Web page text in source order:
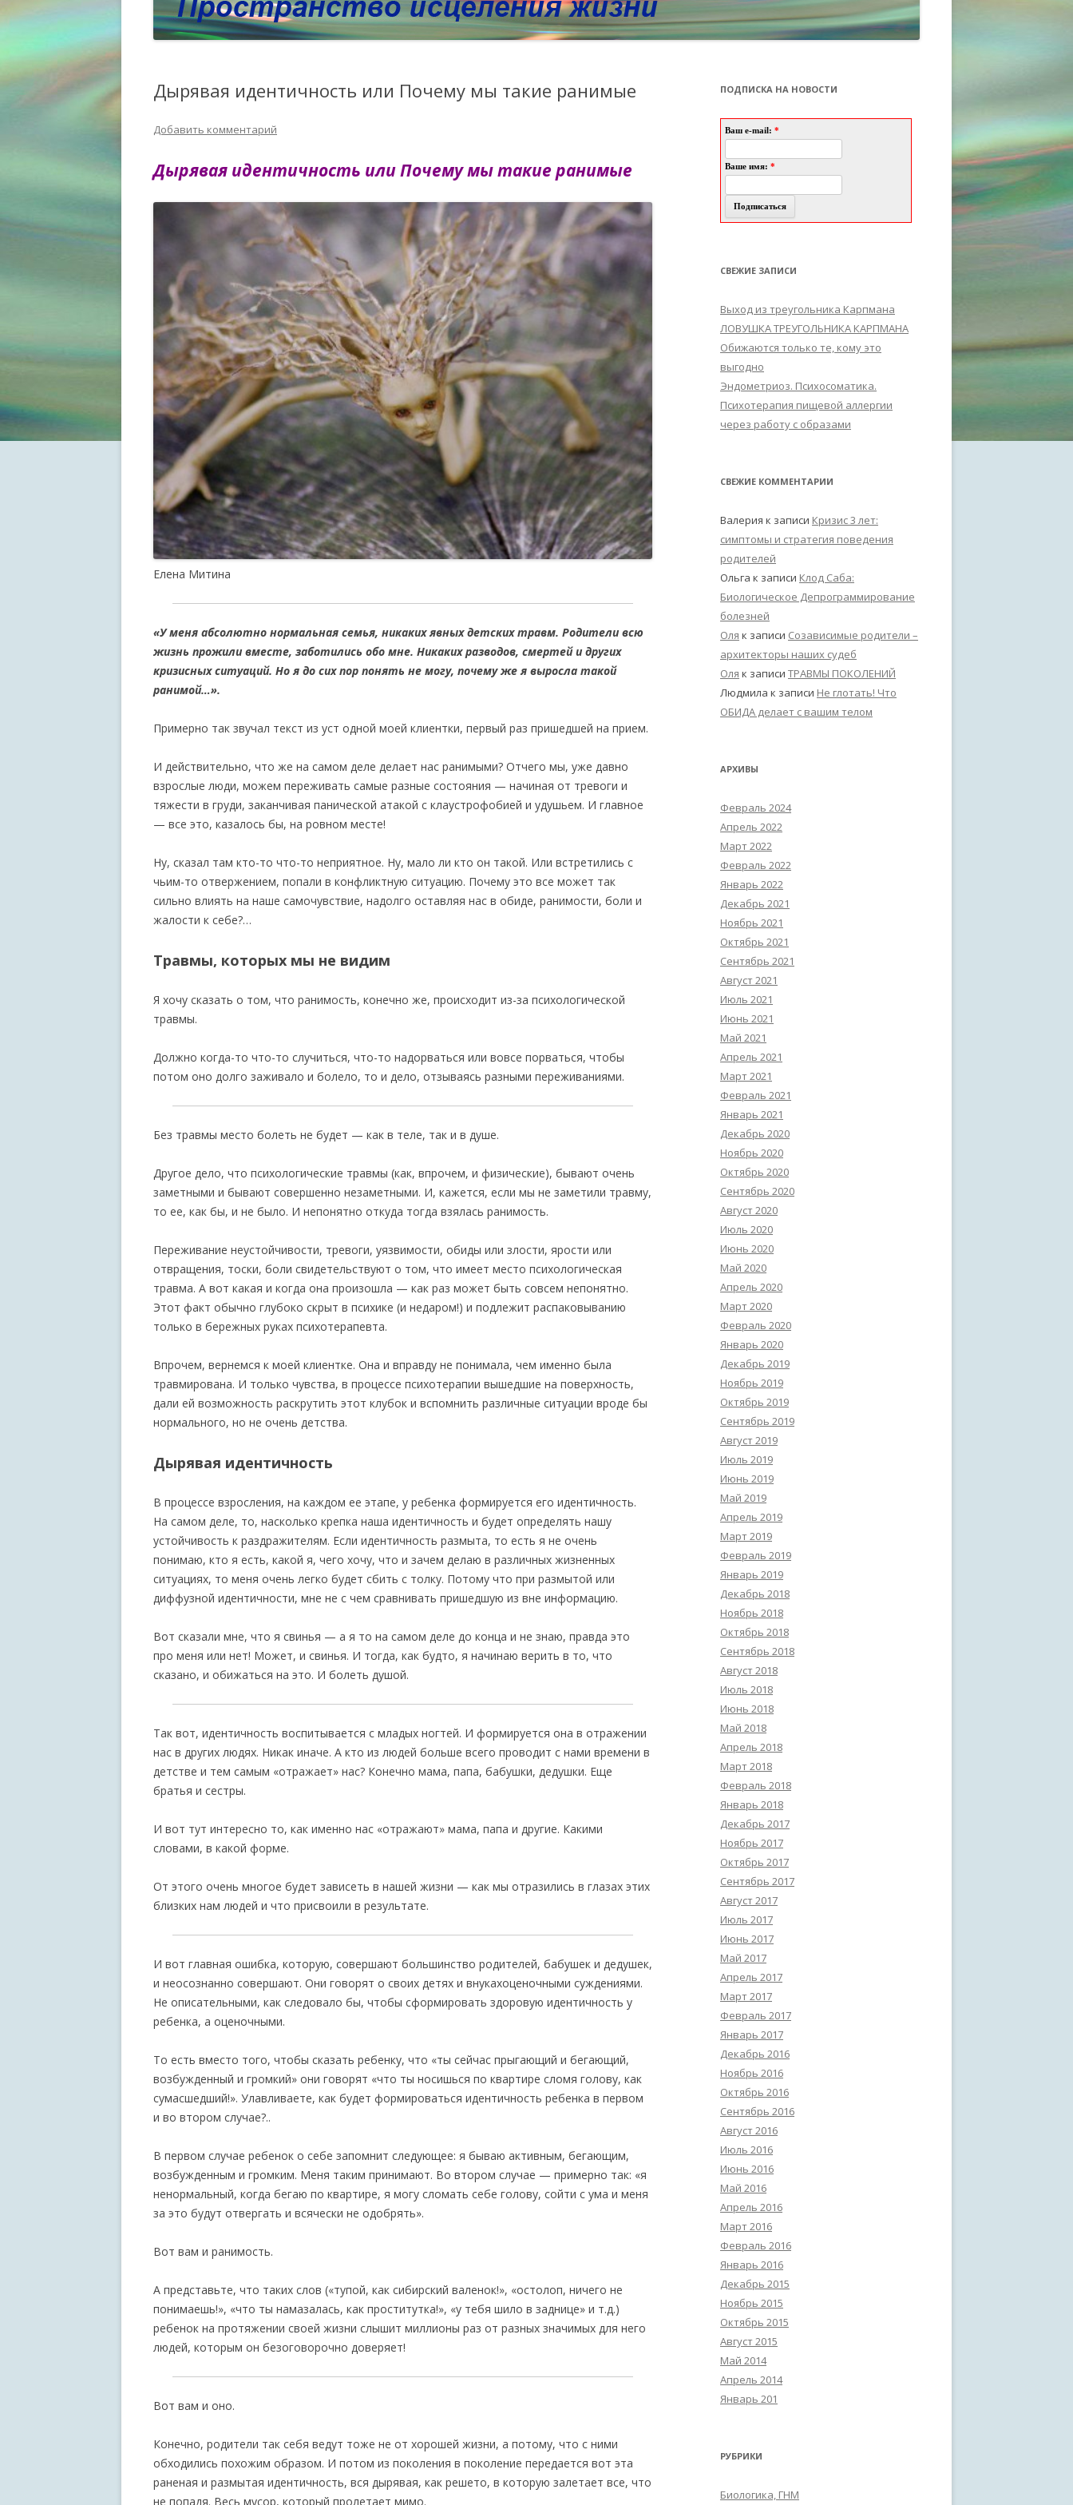
Дырявая идентичность или Почему мы такие ранимые
Добавить комментарий
Дырявая идентичность или Почему мы такие ранимые
Елена Митина
«У меня абсолютно нормальная семья, никаких явных детских травм. Родители всю
жизнь прожили вместе, заботились обо мне. Никаких разводов, смертей и других
кризисных ситуаций. Но я до сих пор понять не могу, почему же я выросла такой
ранимой…».
Примерно так звучал текст из уст одной моей клиентки, первый раз пришедшей на прием.
И действительно, что же на самом деле делает нас ранимыми? Отчего мы, уже давно
взрослые люди, можем переживать самые разные состояния — начиная от тревоги и
тяжести в груди, заканчивая панической атакой с клаустрофобией и удушьем. И главное
— все это, казалось бы, на ровном месте!
Ну, сказал там кто-то что-то неприятное. Ну, мало ли кто он такой. Или встретились с
чьим-то отвержением, попали в конфликтную ситуацию. Почему это все может так
сильно влиять на наше самочувствие, надолго оставляя нас в обиде, ранимости, боли и
жалости к себе?…
Травмы, которых мы не видим
Я хочу сказать о том, что ранимость, конечно же, происходит из-за психологической
травмы.
Должно когда-то что-то случиться, что-то надорваться или вовсе порваться, чтобы
потом оно долго заживало и болело, то и дело, отзываясь разными переживаниями.
Без травмы место болеть не будет — как в теле, так и в душе.
Другое дело, что психологические травмы (как, впрочем, и физические), бывают очень
заметными и бывают совершенно незаметными. И, кажется, если мы не заметили травму,
то ее, как бы, и не было. И непонятно откуда тогда взялась ранимость.
Переживание неустойчивости, тревоги, уязвимости, обиды или злости, ярости или
отвращения, тоски, боли свидетельствуют о том, что имеет место психологическая
травма. А вот какая и когда она произошла — как раз может быть совсем непонятно.
Этот факт обычно глубоко скрыт в психике (и недаром!) и подлежит распаковыванию
только в бережных руках психотерапевта.
Впрочем, вернемся к моей клиентке. Она и вправду не понимала, чем именно была
травмирована. И только чувства, в процессе психотерапии вышедшие на поверхность,
дали ей возможность раскрутить этот клубок и вспомнить различные ситуации вроде бы
нормального, но не очень детства.
Дырявая идентичность
В процессе взросления, на каждом ее этапе, у ребенка формируется его идентичность.
На самом деле, то, насколько крепка наша идентичность и будет определять нашу
устойчивость к раздражителям. Если идентичность размыта, то есть я не очень
понимаю, кто я есть, какой я, чего хочу, что и зачем делаю в различных жизненных
ситуациях, то меня очень легко будет сбить с толку. Потому что при размытой или
диффузной идентичности, мне не с чем сравнивать пришедшую из вне информацию.
Вот сказали мне, что я свинья — а я то на самом деле до конца и не знаю, правда это
про меня или нет! Может, и свинья. И тогда, как будто, я начинаю верить в то, что
сказано, и обижаться на это. И болеть душой.
Так вот, идентичность воспитывается с младых ногтей. И формируется она в отражении
нас в других людях. Никак иначе. А кто из людей больше всего проводит с нами времени в
детстве и тем самым «отражает» нас? Конечно мама, папа, бабушки, дедушки. Еще
братья и сестры.
И вот тут интересно то, как именно нас «отражают» мама, папа и другие. Какими
словами, в какой форме.
От этого очень многое будет зависеть в нашей жизни — как мы отразились в глазах этих
близких нам людей и что присвоили в результате.
И вот главная ошибка, которую, совершают большинство родителей, бабушек и дедушек,
и неосознанно совершают. Они говорят о своих детях и внукахоценочными суждениями.
Не описательными, как следовало бы, чтобы сформировать здоровую идентичность у
ребенка, а оценочными.
То есть вместо того, чтобы сказать ребенку, что «ты сейчас прыгающий и бегающий,
возбужденный и громкий» они говорят «что ты носишься по квартире сломя голову, как
сумасшедший!». Улавливаете, как будет формироваться идентичность ребенка в первом
и во втором случае?..
В первом случае ребенок о себе запомнит следующее: я бываю активным, бегающим,
возбужденным и громким. Меня таким принимают. Во втором случае — примерно так: «я
ненормальный, когда бегаю по квартире, я могу сломать себе голову, сойти с ума и меня
за это будут отвергать и всячески не одобрять».
Вот вам и ранимость.
А представьте, что таких слов («тупой, как сибирский валенок!», «остолоп, ничего не
понимаешь!», «что ты намазалась, как проститутка!», «у тебя шило в заднице» и т.д.)
ребенок на протяжении своей жизни слышит миллионы раз от разных значимых для него
людей, которым он безоговорочно доверяет!
Вот вам и оно.
Конечно, родители так себя ведут тоже не от хорошей жизни, а потому, что с ними
обходились похожим образом. И потом из поколения в поколение передается вот эта
раненая и размытая идентичность, вся дырявая, как решето, в которую залетает все, что
не попадя. Весь мусор, который пролетает мимо.
ПОДПИСКА НА НОВОСТИ
Ваш e-mail: *
Ваше имя: *
СВЕЖИЕ ЗАПИСИ
Выход из треугольника Карпмана
ЛОВУШКА ТРЕУГОЛЬНИКА КАРПМАНА
Обижаются только те, кому это
выгодно
Эндометриоз. Психосоматика.
Психотерапия пищевой аллергии
через работу с образами
СВЕЖИЕ КОММЕНТАРИИ
Валерия к записи Кризис 3 лет:
симптомы и стратегия поведения
родителей
Ольга к записи Клод Саба:
Биологическое Депрограммирование
болезней
Оля к записи Созависимые родители –
архитекторы наших судеб
Оля к записи ТРАВМЫ ПОКОЛЕНИЙ
Людмила к записи Не глотать! Что
ОБИДА делает с вашим телом
АРХИВЫ
Февраль 2024
Апрель 2022
Март 2022
Февраль 2022
Январь 2022
Декабрь 2021
Ноябрь 2021
Октябрь 2021
Сентябрь 2021
Август 2021
Июль 2021
Июнь 2021
Май 2021
Апрель 2021
Март 2021
Февраль 2021
Январь 2021
Декабрь 2020
Ноябрь 2020
Октябрь 2020
Сентябрь 2020
Август 2020
Июль 2020
Июнь 2020
Май 2020
Апрель 2020
Март 2020
Февраль 2020
Январь 2020
Декабрь 2019
Ноябрь 2019
Октябрь 2019
Сентябрь 2019
Август 2019
Июль 2019
Июнь 2019
Май 2019
Апрель 2019
Март 2019
Февраль 2019
Январь 2019
Декабрь 2018
Ноябрь 2018
Октябрь 2018
Сентябрь 2018
Август 2018
Июль 2018
Июнь 2018
Май 2018
Апрель 2018
Март 2018
Февраль 2018
Январь 2018
Декабрь 2017
Ноябрь 2017
Октябрь 2017
Сентябрь 2017
Август 2017
Июль 2017
Июнь 2017
Май 2017
Апрель 2017
Март 2017
Февраль 2017
Январь 2017
Декабрь 2016
Ноябрь 2016
Октябрь 2016
Сентябрь 2016
Август 2016
Июль 2016
Июнь 2016
Май 2016
Апрель 2016
Март 2016
Февраль 2016
Январь 2016
Декабрь 2015
Ноябрь 2015
Октябрь 2015
Август 2015
Май 2014
Апрель 2014
Январь 201
РУБРИКИ
Биологика, ГНМ